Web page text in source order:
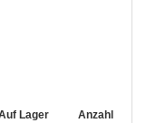
Lager Anzahl